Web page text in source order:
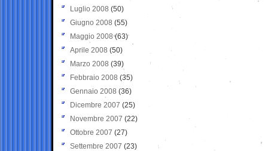
Luglio 2008 (50)
Giugno 2008 (55)
Maggio 2008(63)
Aprile 2008 (50)
Marzo 2008 (39)
Febbraio 2008 (35)
Gennaio 2008 (36)
Dicembre 2007 (25)
Novembre 2007 (22)
Ottobre 2007 (27)
Settembre 2007 (23)